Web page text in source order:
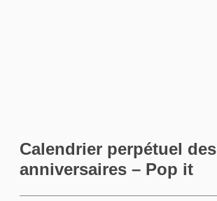
Calendrier perpétuel des
anniversaires – Pop it